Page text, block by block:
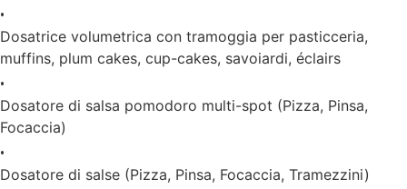
•
Dosatrice volumetrica con tramoggia per pasticceria,
muffins, plum cakes, cup-cakes, savoiardi, éclairs
•
Dosatore di salsa pomodoro multi-spot (Pizza, Pinsa,
Focaccia)
•
Dosatore di salse (Pizza, Pinsa, Focaccia, Tramezzini)